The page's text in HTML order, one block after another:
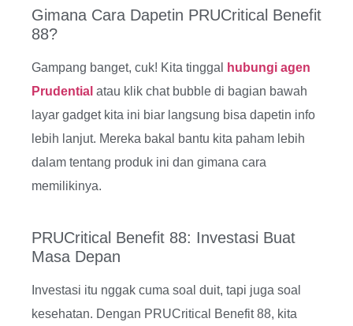
Gimana Cara Dapetin PRUCritical Benefit
88?
Gampang banget, cuk! Kita tinggal
hubungi agen
Prudential atau klik chat bubble di bagian bawah
layar gadget kita ini biar langsung bisa dapetin info
lebih lanjut. Mereka bakal bantu kita paham lebih
dalam tentang produk ini dan gimana cara
memilikinya.
PRUCritical Benefit 88: Investasi Buat
Masa Depan
Investasi itu nggak cuma soal duit, tapi juga soal
kesehatan. Dengan PRUCritical Benefit 88, kita